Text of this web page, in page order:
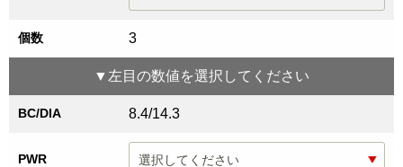
個数 3
▼ 左目 の数値を選択してください
BC/DIA 8.4/14.3
PWR